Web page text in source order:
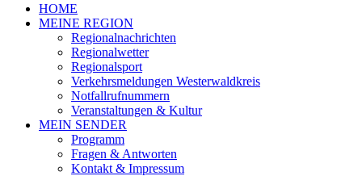
HOME
MEINE REGION
Regionalnachrichten
Regionalwetter
Regionalsport
Verkehrsmeldungen Westerwaldkreis
Notfallrufnummern
Veranstaltungen & Kultur
MEIN SENDER
Programm
Fragen & Antworten
Kontakt & Impressum